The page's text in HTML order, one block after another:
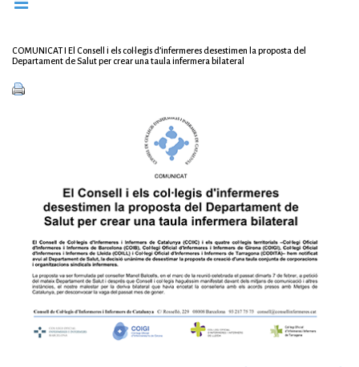
COMUNICAT I El Consell i els col·legis d’infermeres desestimen la proposta del
Departament de Salut per crear una taula infermera bilateral